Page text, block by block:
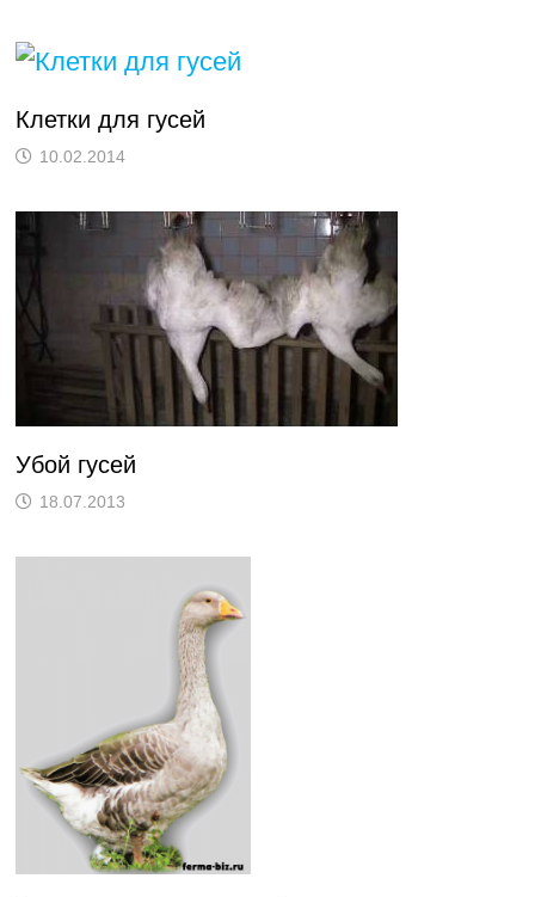
Клетки для гусей
10.02.2014
Убой гусей
18.07.2013